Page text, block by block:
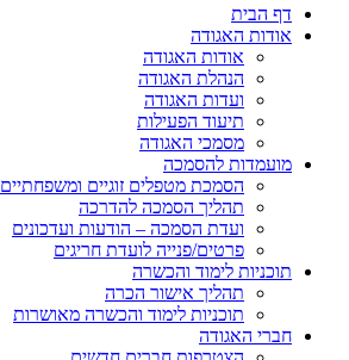
דף הבית
אודות האגודה
אודות האגודה
הנהלת האגודה
ועדות האגודה
תיעוד הפעילות
מסמכי האגודה
מועמדות להסמכה
הסמכת מטפלים זוגיים ומשפחתיים
תהליך הסמכה להדרכה
ועדת הסמכה – הודעות ועדכונים
פרטים/פנייה לועדת חריגים
תוכניות לימוד והכשרה
תהליך אישור הכרה
תוכניות לימוד והכשרה מאושרות
חברי האגודה